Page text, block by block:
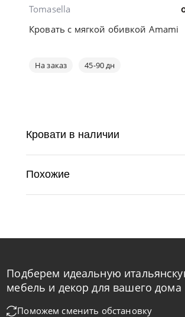
Tomasella
Кровать с мягкой обивкой Amami
На заказ 45-90 дн
Tomasella
Кровати в наличии
Похожие
Подберем идеальную
мебель и декор для вашего дома
Поможем сменить обстановку